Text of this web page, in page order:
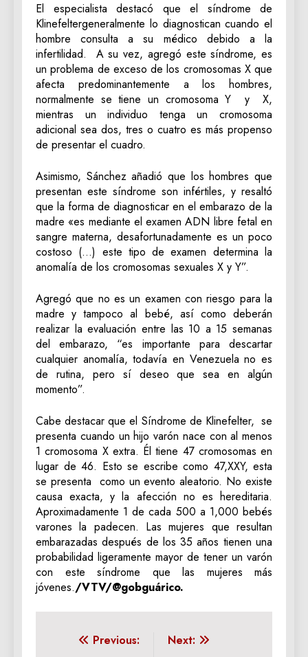
El especialista destacó que el síndrome de
Klinefeltergeneralmente lo diagnostican cuando el
hombre consulta a su médico debido a la
infertilidad. A su vez, agregó este síndrome, es
un problema de exceso de los cromosomas X que
afecta predominantemente a los hombres,
normalmente se tiene un cromosoma Y y X,
mientras un individuo tenga un cromosoma
adicional sea dos, tres o cuatro es más propenso
de presentar el cuadro.
Asimismo, Sánchez añadió que los hombres que
presentan este síndrome son infértiles, y resaltó
que la forma de diagnosticar en el embarazo de la
madre «es mediante el examen ADN libre fetal en
sangre materna, desafortunadamente es un poco
costoso (…) este tipo de examen determina la
anomalía de los cromosomas sexuales X y Y”.
Agregó que no es un examen con riesgo para la
madre y tampoco al bebé, así como deberán
realizar la evaluación entre las 10 a 15 semanas
del embarazo, “es importante para descartar
cualquier anomalía, todavía en Venezuela no es
de rutina, pero sí deseo que sea en algún
momento”.
Cabe destacar que el Síndrome de Klinefelter, se
presenta cuando un hijo varón nace con al menos
1 cromosoma X extra. Él tiene 47 cromosomas en
lugar de 46. Esto se escribe como 47,XXY, esta
se presenta como un evento aleatorio. No existe
causa exacta, y la afección no es hereditaria.
Aproximadamente 1 de cada 500 a 1,000 bebés
varones la padecen. Las mujeres que resultan
embarazadas después de los 35 años tienen una
probabilidad ligeramente mayor de tener un varón
con este síndrome que las mujeres más
jóvenes./VTV/@gobguárico.
Navegación
Previous:
Next: